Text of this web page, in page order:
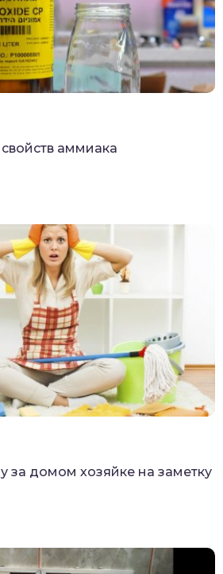
аммиака
за домом хозяйке на заметку